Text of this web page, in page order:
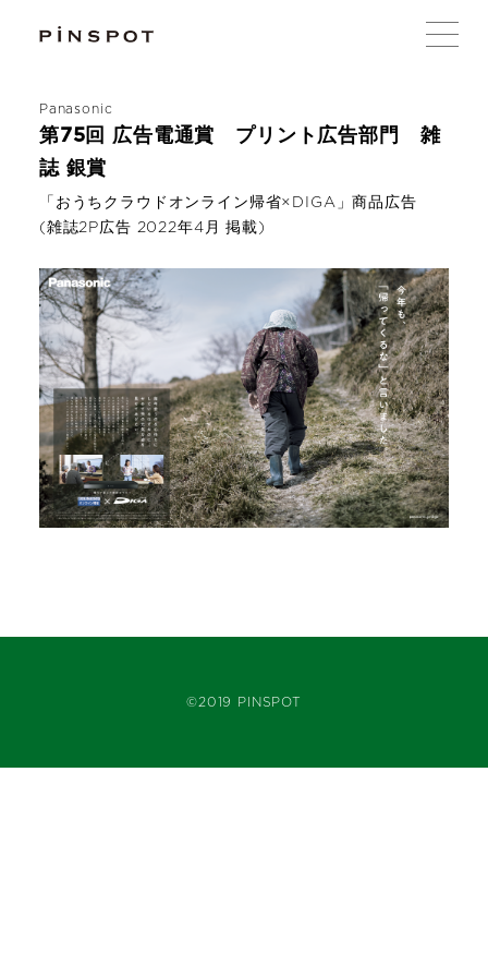
Panasonic
第75回 広告電通賞 プリント広告部門 雑
誌 銀賞
「おうちクラウドオンライン帰省×DIGA」商品広告
(雑誌2P広告 2022年4月 掲載)
©2019 PINSPOT